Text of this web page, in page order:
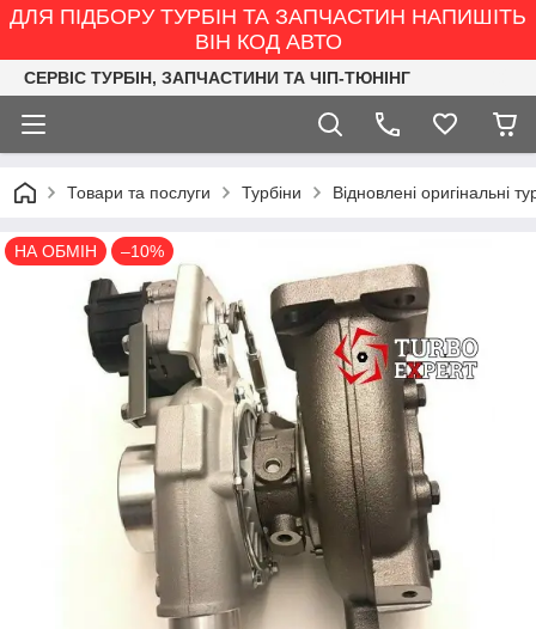
ДЛЯ ПІДБОРУ ТУРБІН ТА ЗАПЧАСТИН НАПИШІТЬ
ВІН КОД АВТО
СЕРВІС ТУРБІН, ЗАПЧАСТИНИ ТА ЧІП-ТЮНІНГ
Товари та послуги Турбіни Відновлені оригінальні
НА ОБМІН –10%